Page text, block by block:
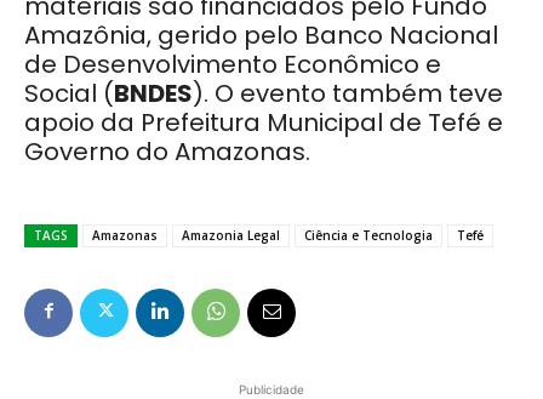
Amazônia, gerido pelo Banco Nacional
de Desenvolvimento Econômico e
Social (BNDES). O evento também teve
apoio da Prefeitura Municipal de Tefé e
Governo do Amazonas.
TAGS Amazonas Amazonia Legal Ciência e Tecnologia Tefé
Publicidade